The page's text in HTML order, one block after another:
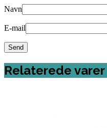
Navn
E-mail
Relaterede varer